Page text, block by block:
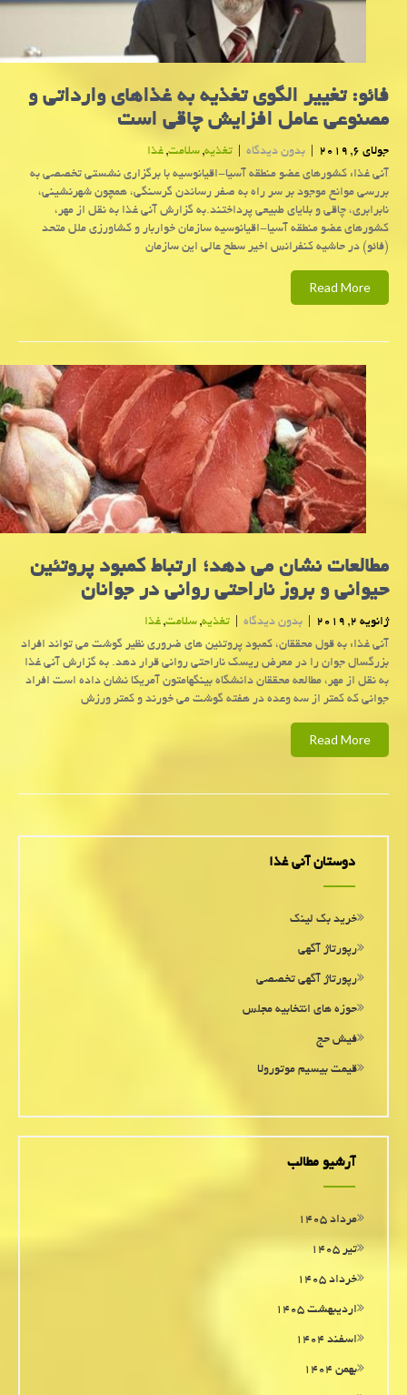
فائو: تغییر الگوی تغذیه به غذاهای وارداتی و
مصنوعی عامل افزایش چاقی است
جولای 6, 2019 | بدون دیدگاه | تغذیه,سلامت,غذا
آنی غذا: كشورهای عضو منطقه آسیا-اقیانوسیه با برگزاری نشستی تخصصی به
بررسی موانع موجود بر سر راه به صفر رساندن گرسنگی، همچون شهرنشینی،
نابرابری، چاقی و بلایای طبیعی پرداختند.به گزارش آنی غذا به نقل از مهر،
كشورهای عضو منطقه آسیا-اقیانوسیه سازمان خواربار و كشاورزی ملل متحد
(فائو) در حاشیه كنفرانس اخیر سطح عالی این سازمان
Read More
مطالعات نشان می دهد؛ ارتباط كمبود پروتئین
حیوانی و بروز ناراحتی روانی در جوانان
ژانویه 2, 2019 | بدون دیدگاه | تغذیه,سلامت,غذا
آنی غذا: به قول محققان، كمبود پروتئین های ضروری نظیر گوشت می تواند افراد
بزرگسال جوان را در معرض ریسك ناراحتی روانی قرار دهد. به گزارش آنی غذا
به نقل از مهر، مطالعه محققان دانشگاه بینگهامتون آمریكا نشان داده است افراد
جوانی كه كمتر از سه وعده در هفته گوشت می خورند و كمتر ورزش
Read More
دوستان آنی غذا
خرید بک لینک
رپورتاژ آگهی
رپورتاژ آگهی تخصصی
حوزه های انتخابیه مجلس
فیش حج
قیمت بیسیم موتورولا
آرشیو مطالب
مرداد ۱۴۰۵
تیر ۱۴۰۵
خرداد ۱۴۰۵
اردیبهشت ۱۴۰۵
اسفند ۱۴۰۴
بهمن ۱۴۰۴